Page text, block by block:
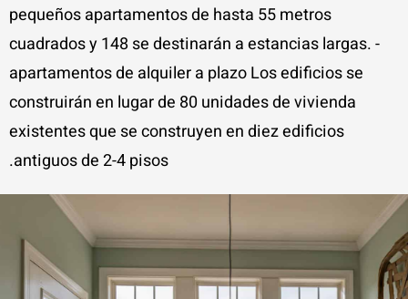
pequeños apartamentos de hasta 55 metros
cuadrados y 148 se destinarán a estancias largas. -
apartamentos de alquiler a plazo Los edificios se
construirán en lugar de 80 unidades de vivienda
existentes que se construyen en diez edificios
antiguos de 2-4 pisos.